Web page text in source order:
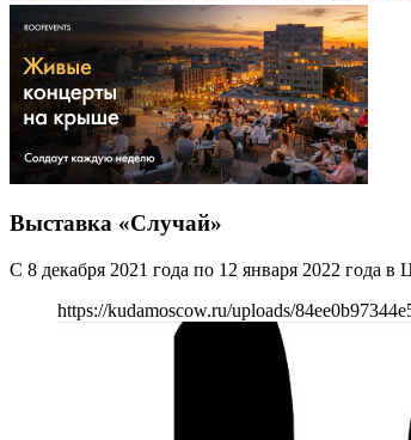
Выставка «Случай»
С 8 декабря 2021 года по 12 января 2022 года
https://kudamoscow.ru/uploads/